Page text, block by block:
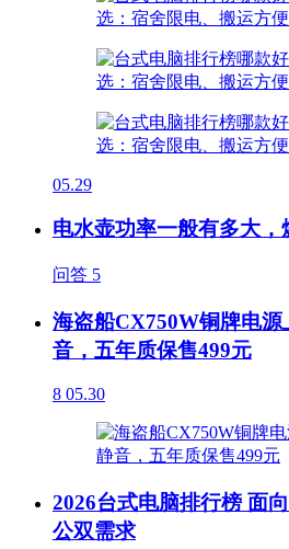
05.29
电水壶功率一般有多大，
问答 5
海盗船CX750W铜牌电
音，五年质保售499元
8 05.30
2026台式电脑排行榜 面
公双需求